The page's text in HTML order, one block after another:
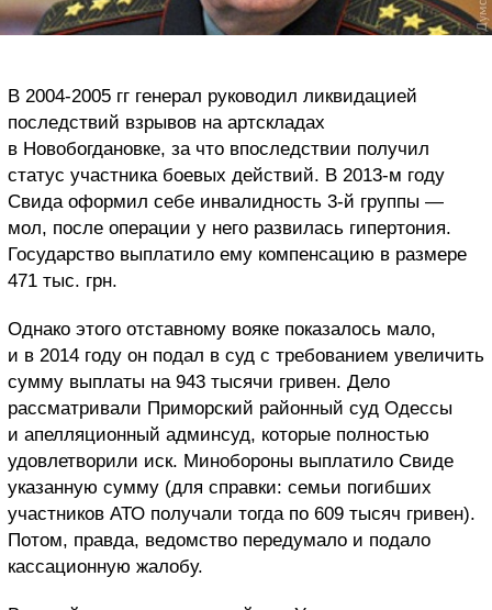
В 2004-2005 гг генерал руководил ликвидацией
последствий взрывов на артскладах
в Новобогдановке, за что впоследствии получил
статус участника боевых действий. В 2013-м году
Свида оформил себе инвалидность 3-й группы —
мол, после операции у него развилась гипертония.
Государство выплатило ему компенсацию в размере
471 тыс. грн.
Однако этого отставному вояке показалось мало,
и в 2014 году он подал в суд с требованием увеличить
сумму выплаты на 943 тысячи гривен. Дело
рассматривали Приморский районный суд Одессы
и апелляционный админсуд, которые полностью
удовлетворили иск. Минобороны выплатило Свиде
указанную сумму (для справки: семьи погибших
участников АТО получали тогда по 609 тысяч гривен).
Потом, правда, ведомство передумало и подало
кассационную жалобу.